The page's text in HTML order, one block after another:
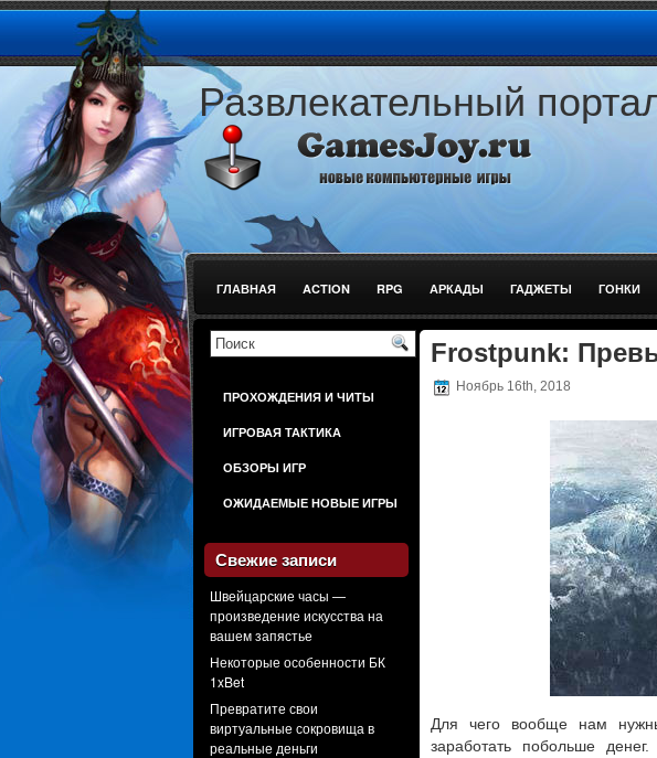
Развлекательный
ГЛАВНАЯ ACTION RPG АРКАДЫ ГАДЖЕТЫ ГОНКИ
ШУТЕРЫ
ПРОХОЖДЕНИЯ И ЧИТЫ
ИГРОВАЯ ТАКТИКА
ОБЗОРЫ ИГР
ОЖИДАЕМЫЕ НОВЫЕ ИГРЫ
Свежие записи
Швейцарские часы —
произведение искусства на
вашем запястье
Некоторые особенности БК
1xBet
Превратите свои
виртуальные сокровища в
реальные деньги
Frostpunk:
Ноябрь 16th, 2018
Для чего вообще нам
заработать побольше